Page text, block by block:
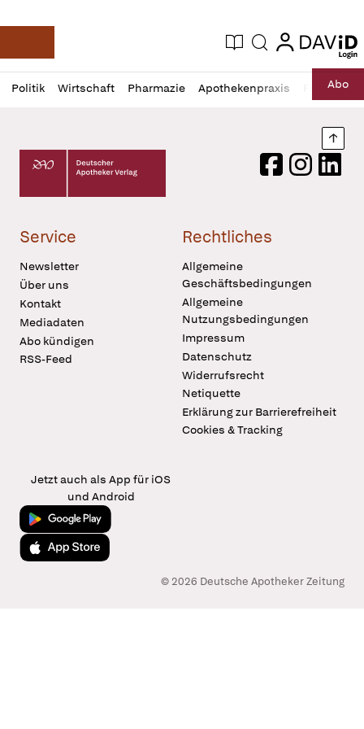
Deutsche Apotheker Zeitung
Aktuelle Ausgabe
Suche login
login
Politik Wirtschaft Pharmazie Apothekenpraxis RechtAbo
Profil
öffnen
Daz
Pur
Deutscher Apotheker Verlag Logo
FacebookInstagram
Service
Newsletter
Über uns
Kontakt
Mediadaten
Abo kündigen
RSS-Feed
Rechtliches
Allgemeine
Geschäftsbedingungen
Allgemeine
Nutzungsbedingungen
Impressum
Datenschutz
Widerrufsrecht
Netiquette
Erklärung zur Barrierefreiheit
Cookies & Tracking
Jetzt auch als App für iOS
und Android
Jetzt bei Google Play
Laden im App Store
© 2026 Deutsche Apotheker Zeitung